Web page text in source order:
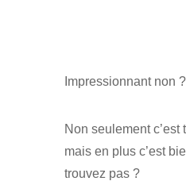
Impressionnant non ?
Non seulement c’est
mais en plus c’est
trouvez pas ?